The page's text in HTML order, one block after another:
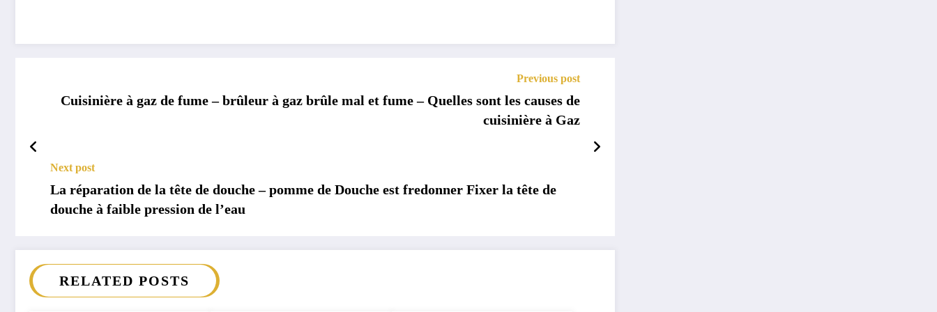
Previous post
Cuisinière à gaz de fume – brûleur à gaz brûle mal et fume – Quelles sont les causes de
cuisinière à Gaz
Next post
La réparation de la tête de douche – pomme de Douche est fredonner Fixer la tête de
douche à faible pression de l’eau
RELATED POSTS